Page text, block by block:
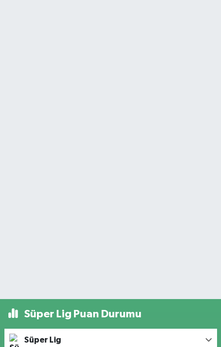
Süper Lig Puan Durumu
Süper Lig